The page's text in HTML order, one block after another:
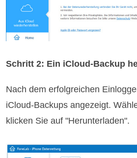
Schritt 2: Ein iCloud-Backup
Nach dem erfolgreichen
iCloud-Backups angezeigt.
klicken Sie auf "Herunterladen".